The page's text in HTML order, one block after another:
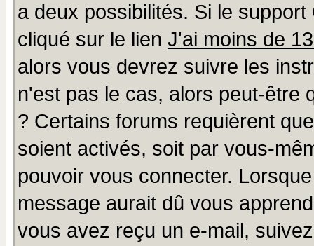
a deux possibilités. Si le
cliqué sur le lien J'ai moins de
alors vous devrez suivre les
n'est pas le cas, alors peut-être
? Certains forums requièrent
soient activés, soit par vous-
pouvoir vous connecter.
message aurait dû vous
vous avez reçu un e-mail,